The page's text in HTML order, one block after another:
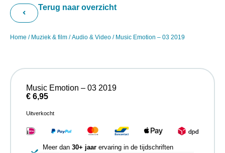
Terug naar overzicht
Home / Muziek & film /Audio & Video / Music Emotion – 03 2019
Music Emotion – 03 2019
€ 6,95
Uitverkocht
Meer dan 30+ jaarervaring in de tijdschriften